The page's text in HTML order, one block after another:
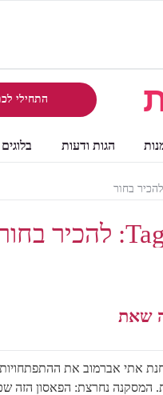
התחילי
הגות ודעות בלוגים
בחור
להכיר
שאת
אתי אברמוב את
המסקנה נחרצת: הפאסון הזה